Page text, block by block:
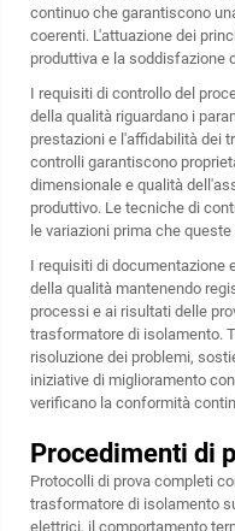
continuo che garantiscono
coerenti. L'attuazione dei
produttiva e la soddisfazione
I requisiti di controllo del
della qualità riguardano i
prestazioni e l'affidabilità dei
controlli garantiscono
dimensionale e qualità
produttivo. Le tecniche di
le variazioni prima che
I requisiti di documentazione
della qualità mantenendo
processi e ai risultati delle
trasformatore di isolamento.
risoluzione dei problemi,
iniziative di miglioramento
verificano la conformità
Procedimenti di
Protocolli di prova completi
trasformatore di isolamento
elettrici, il comportamento